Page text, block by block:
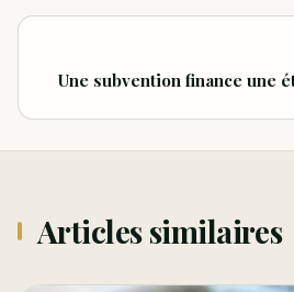
Une subvention finance une
Articles similaires